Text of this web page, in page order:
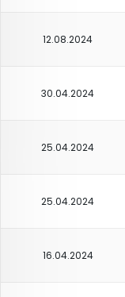
12.08.2024
30.04.2024
25.04.2024
25.04.2024
16.04.2024